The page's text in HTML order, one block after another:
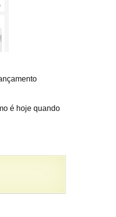
é hoje quando